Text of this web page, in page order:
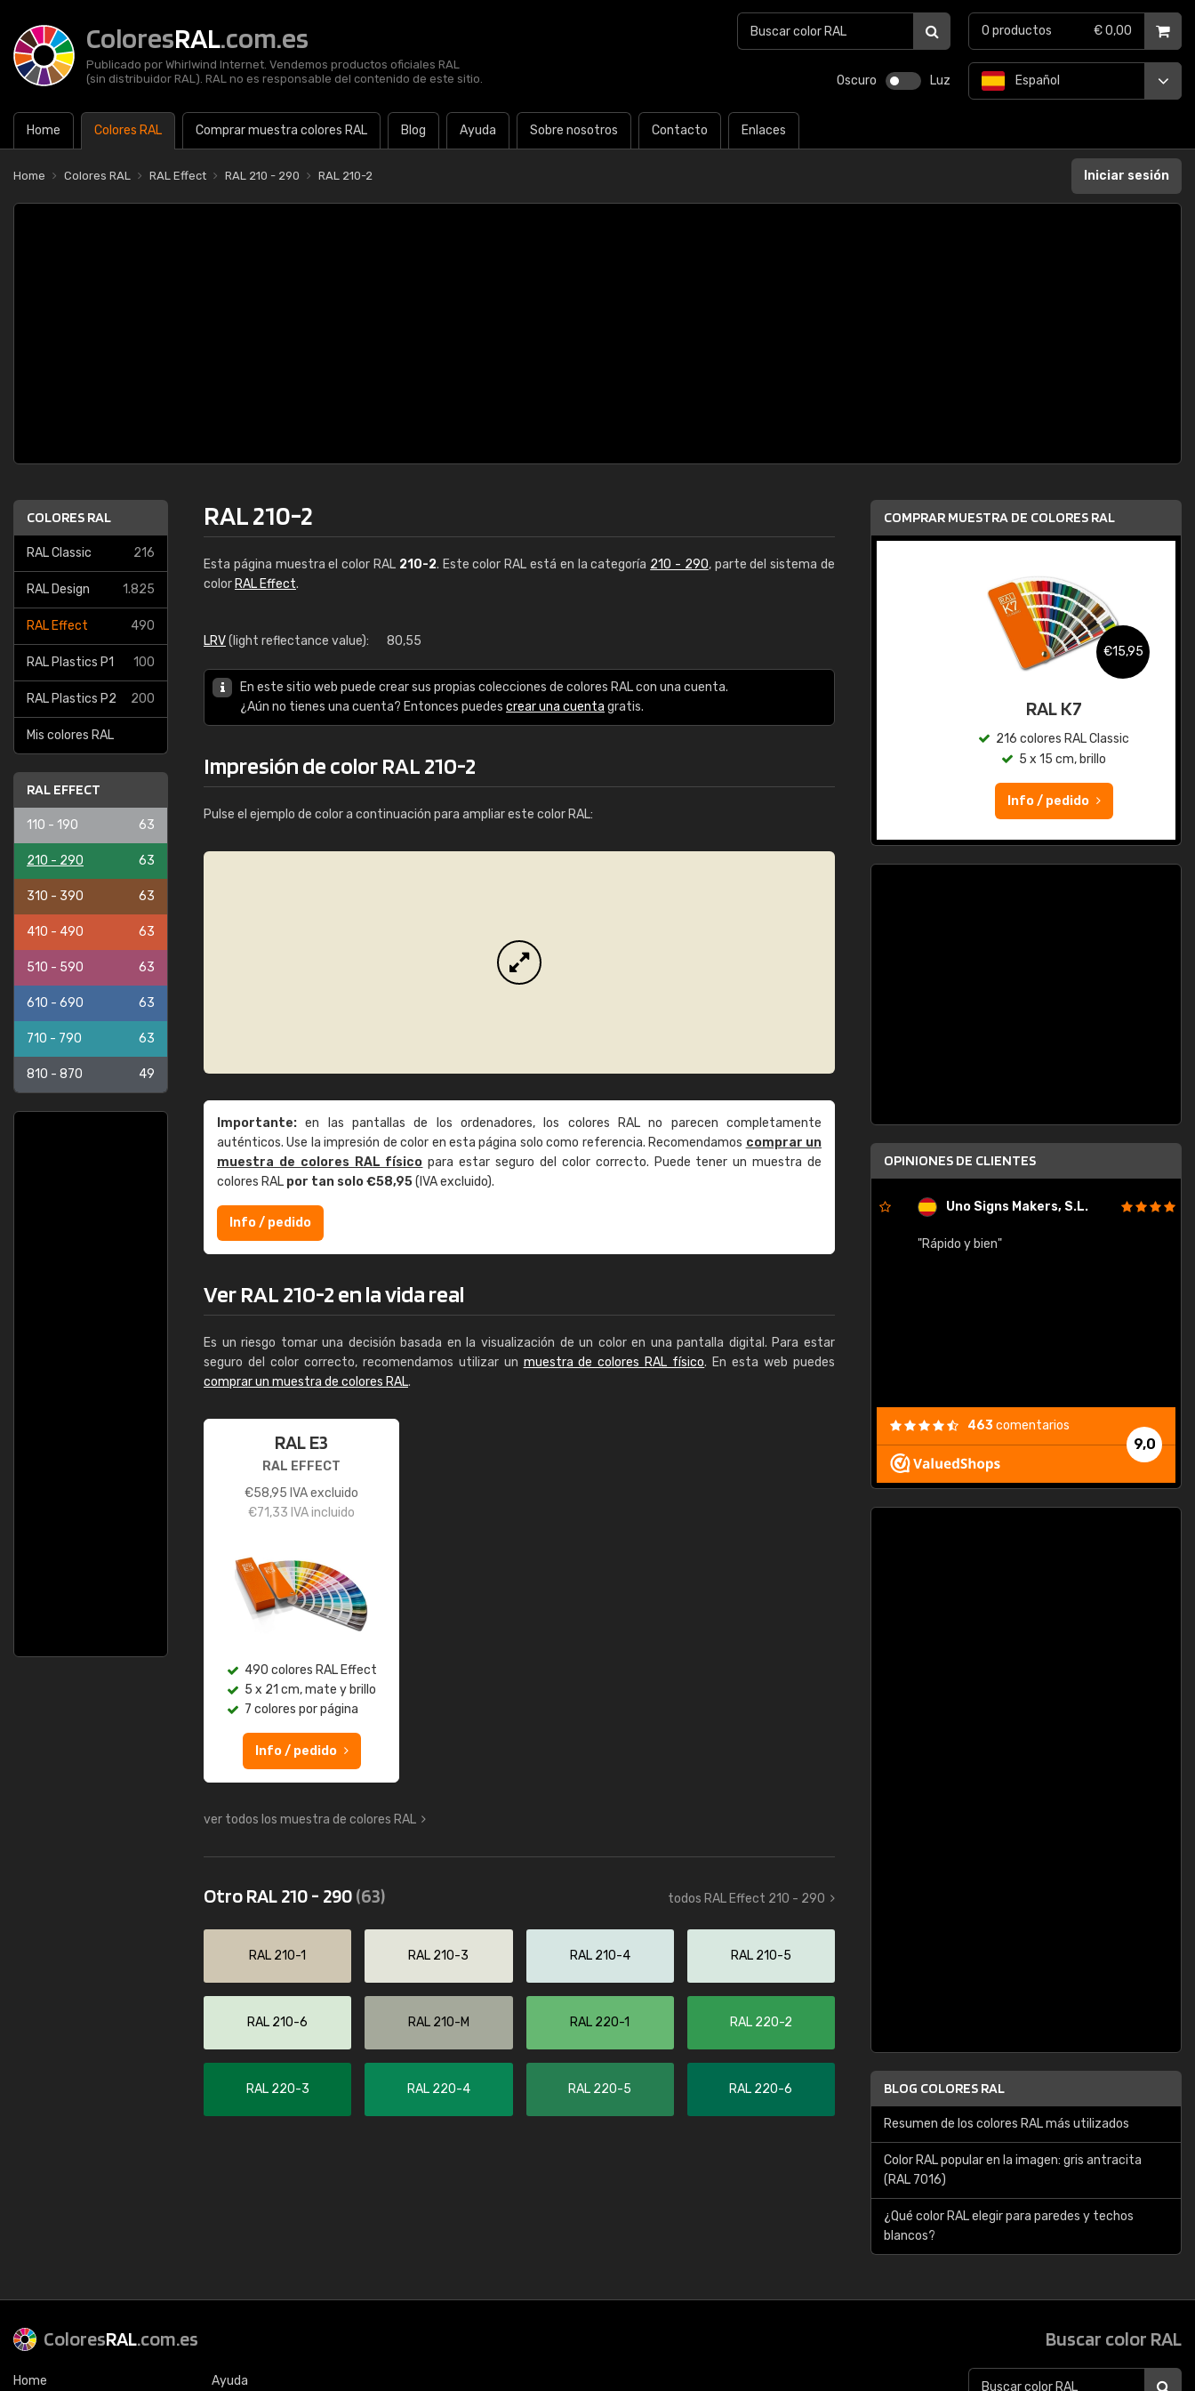
ColoresRAL.com.es
Publicado por Whirlwind Internet. Vendemos productos oficiales RAL
(sin distribuidor RAL). RAL no es responsable del contenido de este sitio.
Oscuro Luz
Home Colores RAL Comprar muestra colores RAL Blog Ayuda Sobre nosotros Contacto Enlaces
Español
0 productos € 0,00
Home Colores RAL RAL Effect RAL 210 - 290 RAL 210-2 Iniciar sesión
COLORES RAL
RAL Classic 216
RAL Design 1.825
RAL Effect 490
RAL Plastics P1 100
RAL Plastics P2 200
Mis colores RAL
RAL EFFECT
110 - 190 63
210 - 290 63
310 - 390 63
410 - 490 63
510 - 590 63
610 - 690 63
710 - 790 63
810 - 870 49
RAL 210-2
Esta página muestra el color RAL 210-2. Este color RAL está en la categoría 210 - 290, parte del sistema de
color RAL Effect.
LRV(light reflectance value): 80,55
En este sitio web puede crear sus propias colecciones de colores RAL con una cuenta.
¿Aún no tienes una cuenta? Entonces puedes crear una cuenta gratis.
Impresión de color RAL 210-2
Pulse el ejemplo de color a continuación para ampliar este color RAL:
Importante: en las pantallas de los ordenadores, los colores RAL no parecen completamente
auténticos. Use la impresión de color en esta página solo como referencia. Recomendamos comprar un
muestra de colores RAL físico para estar seguro del color correcto. Puede tener un muestra de
colores RAL por tan solo €58,95(IVA excluido).
Info / pedido
Ver RAL 210-2 en la vida real
Es un riesgo tomar una decisión basada en la visualización de un color en una pantalla digital. Para estar
seguro del color correcto, recomendamos utilizar un muestra de colores RAL físico. En esta web puedes
comprar un muestra de colores RAL.
RAL E3
RAL EFFECT
€58,95 IVA excluido
€71,33 IVA incluido
490 colores RAL Effect
5 x 21 cm, mate y brillo
7 colores por página
Info / pedido
ver todos los muestra de colores RAL
Otro RAL 210 - 290(63) todos RAL Effect 210 - 290
RAL 210-1 RAL 210-3 RAL 210-4 RAL 210-5
RAL 210-6 RAL 210-M RAL 220-1 RAL 220-2
RAL 220-3 RAL 220-4 RAL 220-5 RAL 220-6
COMPRAR MUESTRA DE COLORES RAL
RAL K7 a base de agua
€15,95
RAL K7
216 colores RAL Classic
5 x 15 cm, brillo
Info / pedido
OPINIONES DE CLIENTES
Uno Signs Makers, S.L.
"Rápido y bien"
9,0
463comentarios
BLOG COLORES RAL
Resumen de los colores RAL más utilizados
Color RAL popular en la imagen: gris antracita
(RAL 7016)
¿Qué color RAL elegir para paredes y techos
blancos?
ColoresRAL.com.es
Home Ayuda
Buscar color RAL